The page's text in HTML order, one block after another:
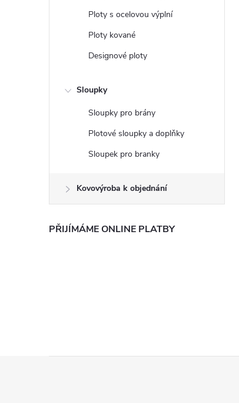
Ploty s ocelovou výplní
Ploty kované
Designové ploty
Sloupky
Sloupky pro brány
Plotové sloupky a doplňky
Sloupek pro branky
Kovovýroba k objednání
PŘIJÍMÁME ONLINE PLATBY